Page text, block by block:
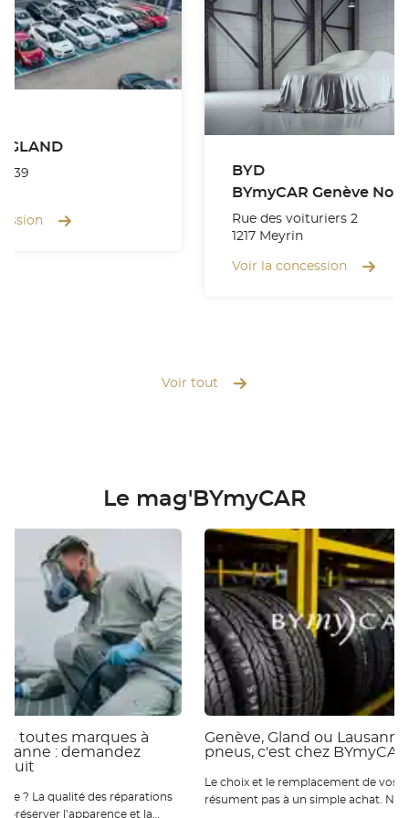
GLAND
39
BYD
BYmyCAR Genève Nord
Rue des voituriers 2
1217 Meyrin
Voir la concession
Voir tout
Le mag'BYmyCAR
toutes marques à
: demandez
préserver l’apparence et la
Genève, Gland ou
pneus, c'est chez
Le choix et le remplacement de vos
résument pas à un simple achat.